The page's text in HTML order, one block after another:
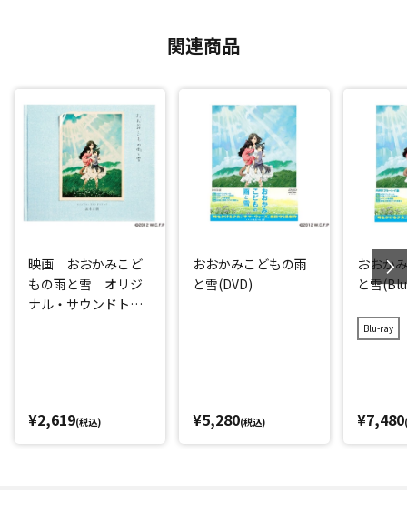
関連商品
映画 おおかみこど
もの雨と雪 オリジ
ナル・サウンドトラ
¥2,619(税込)
おおかみこどもの雨
と雪(DVD)
¥5,280(税込)
おおか
と雪
Blu-ray
¥7,480